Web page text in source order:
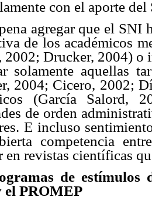
con el aporte del
agregar que el SNI
de los académicos
2002; Drucker, 2004) o
solamente aquellas
2004; Cicero, 2002;
(García
de orden
E incluso
competencia
en revistas científicas
de estímulos
el PROMEP